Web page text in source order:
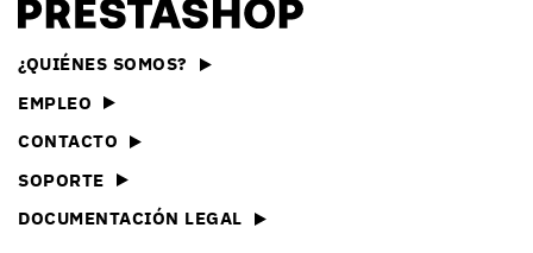
¿QUIÉNES SOMOS?
EMPLEO
CONTACTO
SOPORTE
DOCUMENTACIÓN LEGAL